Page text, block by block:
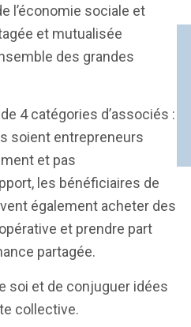
l’économie sociale et
et mutualisée
des grandes
4 catégories d’associés :
soient entrepreneurs
et pas
les bénéficiaires de
également acheter des
et prendre part
partagée.
soi et de conjuguer idées
collective.